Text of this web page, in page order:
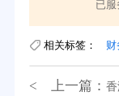
已服
相关标签： 财
< 上一篇：